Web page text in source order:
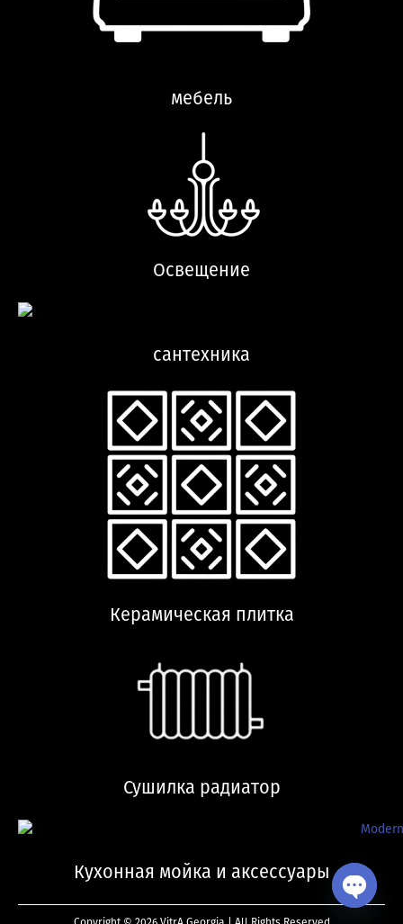
мебель
Освещение
сантехника
Керамическая плитка
Сушилка радиатор
Кухонная мойка и аксессуары